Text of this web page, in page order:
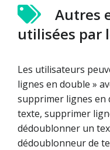
Autres
utilisées par
Les utilisateurs
lignes en double »
supprimer lignes en
texte, supprimer
dédoublonner un
dédoublonneur de